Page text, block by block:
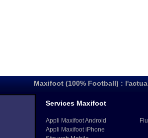
Maxifoot (100% Football) :
Services Maxifoot
Appli Maxifoot Android
Appli Maxifoot iPhone